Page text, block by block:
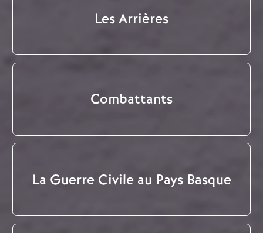
Les Arrières
Combattants
La Guerre Civile au Pays Basque